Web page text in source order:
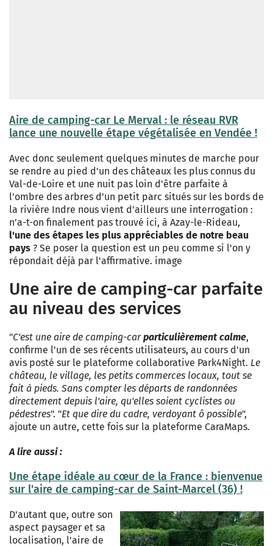
Aire de camping-car Le Merval : le réseau RVR
lance une nouvelle étape végétalisée en Vendée !
Avec donc seulement quelques minutes de marche pour
se rendre au pied d'un des châteaux les plus connus du
Val-de-Loire et une nuit pas loin d'être parfaite à
l'ombre des arbres d'un petit parc situés sur les bords de
la rivière Indre nous vient d'ailleurs une interrogation :
n'a-t-on finalement pas trouvé ici, à Azay-le-Rideau,
l'une des étapes les plus appréciables de notre beau
pays ? Se poser la question est un peu comme si l'on y
répondait déjà par l'affirmative. image
Une aire de camping-car parfaite
au niveau des services
"C'est une aire de camping-carparticulièrement calme,
confirme l'un de ses récents utilisateurs, au cours d'un
avis posté sur le plateforme collaborative Park4Night. Le
château, le village, les petits commerces locaux, tout se
fait à pieds. Sans compter les départs de randonnées
directement depuis l'aire, qu'elles soient cyclistes ou
pédestres". "Et que dire du cadre, verdoyant ô possible",
ajoute un autre, cette fois sur la plateforme CaraMaps.
A lire aussi :
Une étape idéale au cœur de la France : bienvenue
sur l'aire de camping-car de Saint-Marcel (36) !
D'autant que, outre son
aspect paysager et sa
localisation, l'aire de